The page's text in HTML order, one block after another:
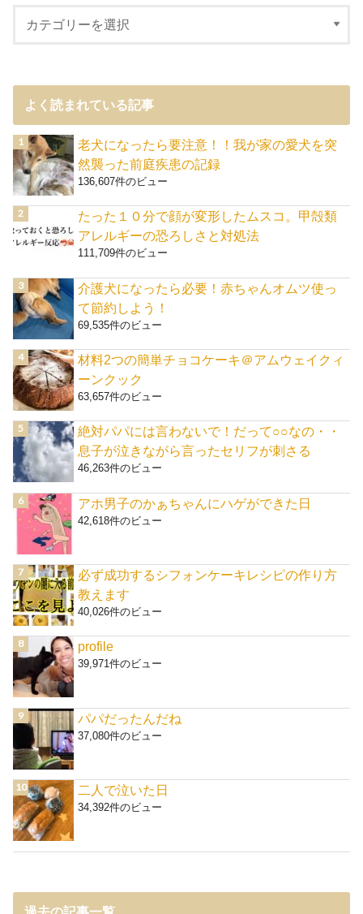
よく読まれている記事
老犬になったら要注意！！我が家の愛犬を突
然襲った前庭疾患の記録
136,607件のビュー
たった１０分で顔が変形したムスコ。甲殻類
アレルギーの恐ろしさと対処法
111,709件のビュー
介護犬になったら必要！赤ちゃんオムツ使っ
て節約しよう！
69,535件のビュー
材料2つの簡単チョコケーキ＠アムウェイクィ
ーンクック
63,657件のビュー
絶対パパには言わないで！だって○○なの・・
息子が泣きながら言ったセリフが刺さる
46,263件のビュー
アホ男子のかぁちゃんにハゲができた日
42,618件のビュー
必ず成功するシフォンケーキレシピの作り方
教えます
40,026件のビュー
profile
39,971件のビュー
パパだったんだね
37,080件のビュー
二人で泣いた日
34,392件のビュー